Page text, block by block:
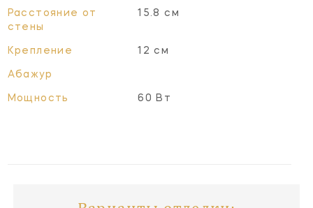
Расстояние от
стены
15.8 см
Крепление 12 см
Абажур
Мощность 60 Вт